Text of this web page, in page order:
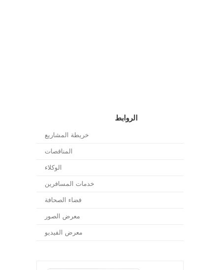
الروابط
خريطة المشاريع
المناقصات
الوكلاء
خدمات المسافرين
فضاء الصحافة
معرض الصور
معرض الفيديو